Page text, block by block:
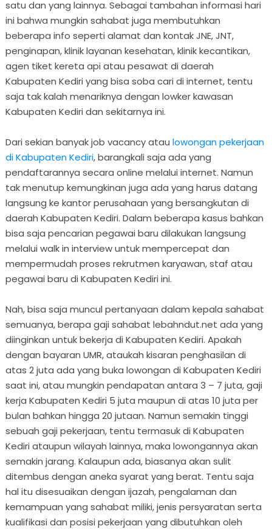
satu dan yang lainnya. Sebagai tambahan informasi hari
ini bahwa mungkin sahabat juga membutuhkan
beberapa info seperti alamat dan kontak JNE, JNT,
penginapan, klinik layanan kesehatan, klinik kecantikan,
agen tiket kereta api atau pesawat di daerah
Kabupaten Kediri yang bisa soba cari di internet, tentu
saja tak kalah menariknya dengan lowker kawasan
Kabupaten Kediri dan sekitarnya ini.
Dari sekian banyak job vacancy atau lowongan pekerjaan
di Kabupaten Kediri, barangkali saja ada yang
pendaftarannya secara online melalui internet. Namun
tak menutup kemungkinan juga ada yang harus datang
langsung ke kantor perusahaan yang bersangkutan di
daerah Kabupaten Kediri. Dalam beberapa kasus bahkan
bisa saja pencarian pegawai baru dilakukan langsung
melalui walk in interview untuk mempercepat dan
mempermudah proses rekrutmen karyawan, staf atau
pegawai baru di Kabupaten Kediri ini.
Nah, bisa saja muncul pertanyaan dalam kepala sahabat
semuanya, berapa gaji sahabat lebahndut.net ada yang
diinginkan untuk bekerja di Kabupaten Kediri. Apakah
dengan bayaran UMR, ataukah kisaran penghasilan di
atas 2 juta ada yang buka lowongan di Kabupaten Kediri
saat ini, atau mungkin pendapatan antara 3 – 7 juta, gaji
kerja Kabupaten Kediri 5 juta maupun di atas 10 juta per
bulan bahkan hingga 20 jutaan. Namun semakin tinggi
sebuah gaji pekerjaan, tentu termasuk di Kabupaten
Kediri ataupun wilayah lainnya, maka lowongannya akan
semakin jarang. Kalaupun ada, biasanya akan sulit
ditembus dengan aneka syarat yang berat. Tentu saja
hal itu disesuaikan dengan ijazah, pengalaman dan
kemampuan yang sahabat miliki, jenis persyaratan serta
kualifikasi dan posisi pekerjaan yang dibutuhkan oleh